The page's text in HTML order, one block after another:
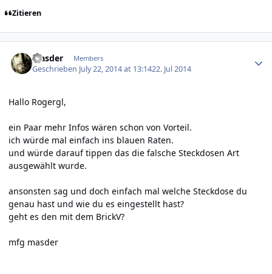
Zitieren
Masder Members
Geschrieben July 22, 2014 at 13:1422. Jul 2014
Hallo Rogergl,
ein Paar mehr Infos wären schon von Vorteil.
ich würde mal einfach ins blauen Raten.
und würde darauf tippen das die falsche Steckdosen Art
ausgewählt wurde.
ansonsten sag und doch einfach mal welche Steckdose du
genau hast und wie du es eingestellt hast?
geht es den mit dem BrickV?
mfg masder